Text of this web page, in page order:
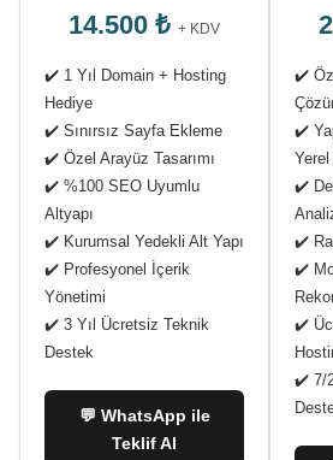
14.500 ₺ + KDV
✔️ 1 Yıl Domain + Hosting
Hediye
✔️ Sınırsız Sayfa Ekleme
✔️ Özel Arayüz Tasarımı
✔️ %100 SEO Uyumlu
Altyapı
✔️ Kurumsal Yedekli Alt Yapı
✔️ Profesyonel İçerik
Yönetimi
✔️ 3 Yıl Ücretsiz Teknik
Destek
💬 WhatsApp ile
Teklif Al
✔️
✔️
✔️
✔️
✔️
✔️
✔️ 7/